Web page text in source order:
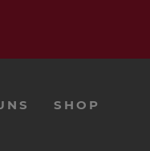
SHOP